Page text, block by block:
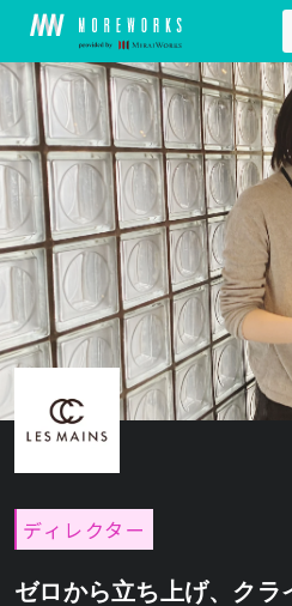
ディレクター
ゼロから立ち上げ、クラ